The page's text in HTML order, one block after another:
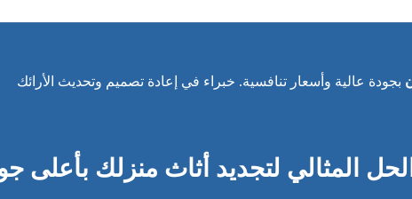
بجودة عالية وأسعار تنافسية. خبراء في إعادة تصميم وتحديث الأرائك
المثالي لتجديد أثاث منزلك بأعلى